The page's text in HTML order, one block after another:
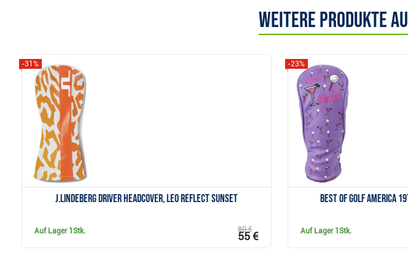
Weitere Produkte
J.Lindeberg Driver Headcover, leo reflect sunset
-31%
Auf Lager 1Stk. 80 €
55 €
Best of Golf America
-23%
Auf Lager 1Stk.